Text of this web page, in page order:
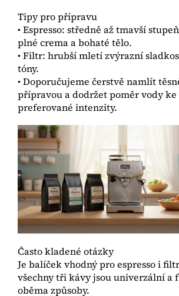
Tipy pro přípravu
• Espresso: středně až tmavší
plné crema a bohaté tělo.
• Filtr: hrubší mletí zvýrazní
tóny.
• Doporučujeme čerstvě namlít
přípravou a dodržet poměr vody ke
preferované intenzity.
Často kladené otázky
Je balíček vhodný pro espresso i
všechny tři kávy jsou univerzální a
oběma způsoby.